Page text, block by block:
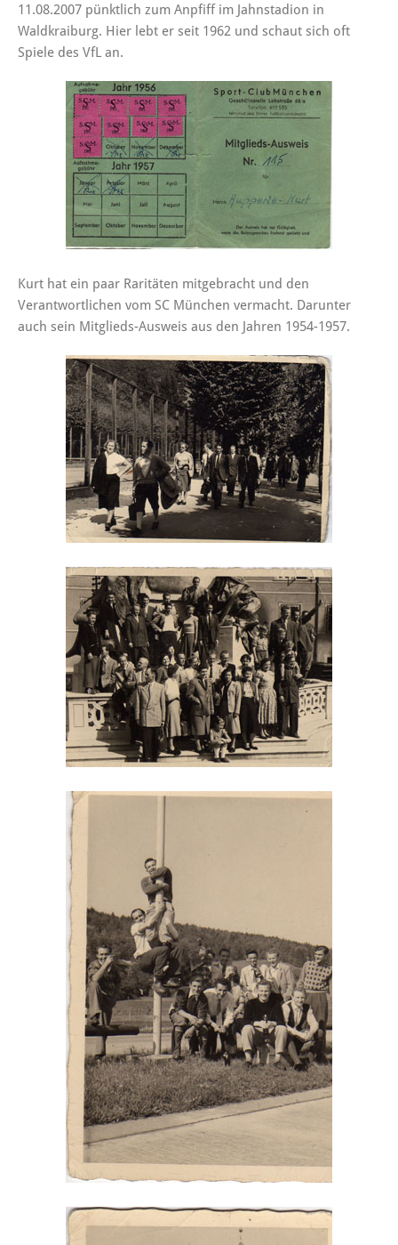
11.08.2007 pünktlich zum Anpfiff im Jahnstadion in
Waldkraiburg. Hier lebt er seit 1962 und schaut sich oft
Spiele des VfL an.
Kurt hat ein paar Raritäten mitgebracht und den
Verantwortlichen vom SC München vermacht. Darunter
auch sein Mitglieds-Ausweis aus den Jahren 1954-1957.